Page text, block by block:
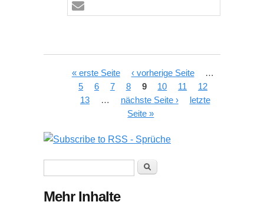
Seiten« erste Seite ‹ vorherige Seite
…
5
6 7 8 9 10 11
12
13
… nächste Seite ›
letzte
Seite »
Suche
Mehr Inhalte